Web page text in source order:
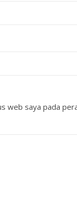
web saya pada